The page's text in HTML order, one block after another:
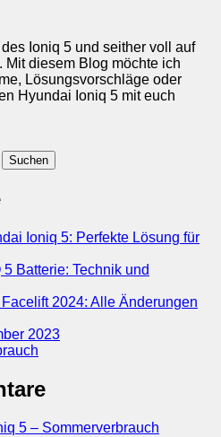
Ioniq 5 und seither voll auf
Mit diesem Blog möchte ich
Lösungsvorschläge oder
Hyundai Ioniq 5 mit euch
Suchen
Ioniq 5: Perfekte Lösung für
Batterie: Technik und
2024: Alle Änderungen
2023
5 – Sommerverbrauch